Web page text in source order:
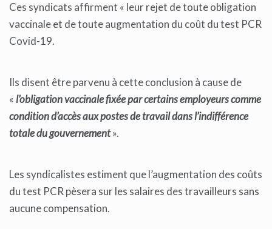
Ces syndicats affirment « leur rejet de toute obligation
vaccinale et de toute augmentation du coût du test PCR
Covid-19.
Ils disent être parvenu à cette conclusion à cause de
«l’obligation vaccinale fixée par certains employeurs comme
condition d’accès aux postes de travail dans l’indifférence
totale du gouvernement».
Les syndicalistes estiment que l’augmentation des coûts
du test PCR pèsera sur les salaires des travailleurs sans
aucune compensation.